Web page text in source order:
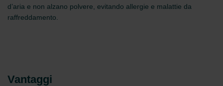
d’aria e non alzano polvere, evitando allergie e malattie da
raffreddamento.
Vantaggi